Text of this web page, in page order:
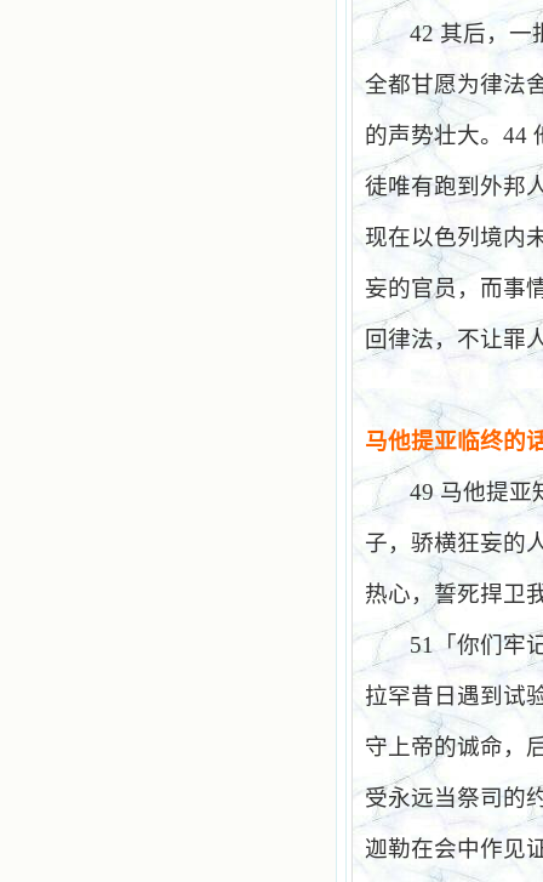
42其后，一
全都甘愿为律法
的声势壮大。 44
徒唯有跑到外邦
现在以色列境内
妄的官员，而事
回律法，不让罪
马他提亚临终的
49马他提亚
子，骄横狂妄的
热心，誓死捍卫
51「你们牢
拉罕昔日遇到试
守上帝的诚命，
受永远当祭司的
迦勒在会中作见